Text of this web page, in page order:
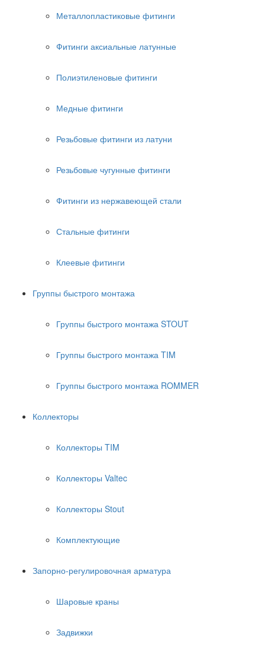
Металлопластиковые фитинги
Фитинги аксиальные латунные
Полиэтиленовые фитинги
Медные фитинги
Резьбовые фитинги из латуни
Резьбовые чугунные фитинги
Фитинги из нержавеющей стали
Стальные фитинги
Клеевые фитинги
Группы быстрого монтажа
Группы быстрого монтажа STOUT
Группы быстрого монтажа TIM
Группы быстрого монтажа ROMMER
Коллекторы
Коллекторы TIM
Коллекторы Valtec
Коллекторы Stout
Комплектующие
Запорно-регулировочная арматура
Шаровые краны
Задвижки